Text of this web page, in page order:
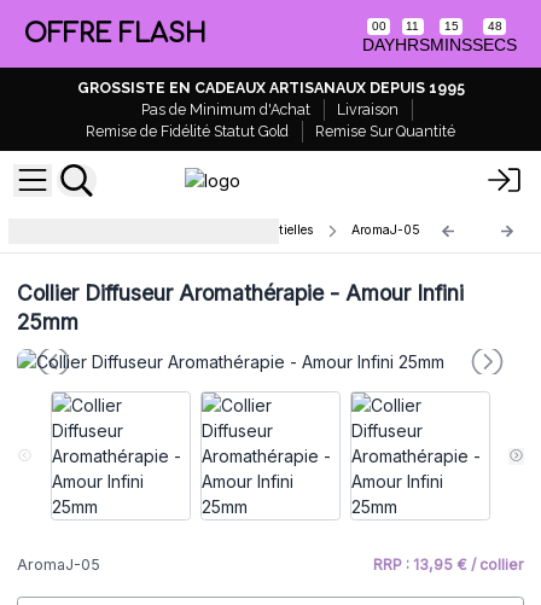
OFFRE FLASH 00
DAY
11
HRS
15
MINS
47
SECS
GROSSISTE EN CADEAUX ARTISANAUX DEPUIS 1995
Pas de Minimum d'Achat
Livraison
Remise de Fidélité Statut Gold
Remise Sur Quantité
Colliers Diffuseurs d'Huiles Essentielles AromaJ-05
Collier Diffuseur Aromathérapie - Amour Infini
25mm
AromaJ-05 RRP : 13,95 € / collier